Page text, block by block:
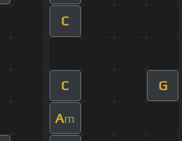
C
C G
Am